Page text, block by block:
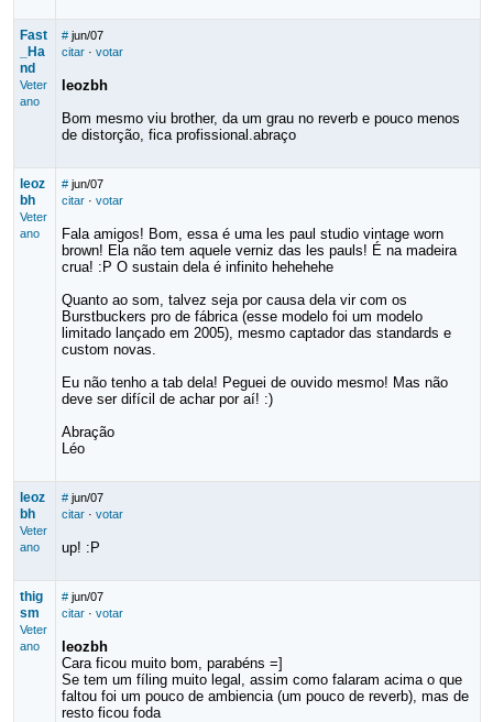
Fast
_Ha
nd
Veter
ano
# jun/07
citar· votar
leozbh
Bom mesmo viu brother, da um grau no reverb e pouco menos
de distorção, fica profissional.abraço
leoz
bh
Veter
ano
# jun/07
citar· votar
Fala amigos! Bom, essa é uma les paul studio vintage worn
brown! Ela não tem aquele verniz das les pauls! É na madeira
crua! :P O sustain dela é infinito hehehehe
Quanto ao som, talvez seja por causa dela vir com os
Burstbuckers pro de fábrica (esse modelo foi um modelo
limitado lançado em 2005), mesmo captador das standards e
custom novas.
Eu não tenho a tab dela! Peguei de ouvido mesmo! Mas não
deve ser difícil de achar por aí! :)
Abração
Léo
leoz
bh
Veter
ano
# jun/07
citar· votar
up! :P
thig
sm
Veter
ano
# jun/07
citar· votar
leozbh
Cara ficou muito bom, parabéns =]
Se tem um fíling muito legal, assim como falaram acima o que
faltou foi um pouco de ambiencia (um pouco de reverb), mas de
resto ficou foda